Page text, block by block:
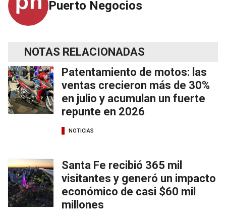
Puerto Negocios
NOTAS RELACIONADAS
Patentamiento de motos: las
ventas crecieron más de 30%
en julio y acumulan un fuerte
repunte en 2026
NOTICIAS
Santa Fe recibió 365 mil
visitantes y generó un impacto
económico de casi $60 mil
millones